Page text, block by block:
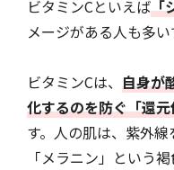
ビタミンCといえば「
メージがある人も多い
ビタミンCは、 自身が
化するのを防ぐ「還
す。人の肌は、紫外
「メラニン」という